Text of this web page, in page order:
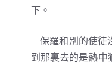
下。
保羅和別的使徒
到那裏去的是熱中